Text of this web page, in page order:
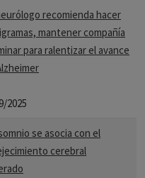
recomienda hacer
mantener compañía
para ralentizar el avance
2025
se asocia con el
cerebral